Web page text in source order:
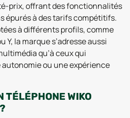
prix, offrant des fonctionnalités
épurés à des tarifs compétitifs.
à différents profils, comme
Y, la marque s’adresse aussi
qu’à ceux qui
ou une expérience
TÉLÉPHONE WIKO